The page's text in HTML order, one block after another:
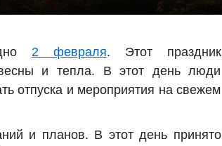
2 февраля. Этот праздник
весны и тепла. В этот день люди
отпуска и мероприятия на свежем
и планов. В этот день принято